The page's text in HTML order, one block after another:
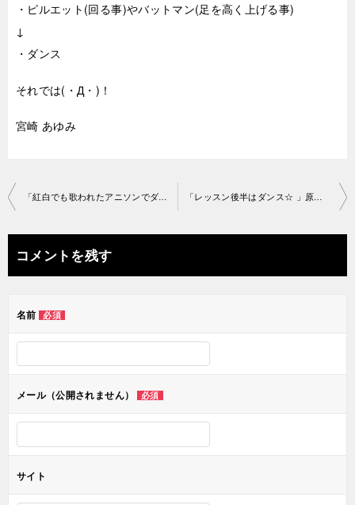
・ピルエット(回る事)やバットマン(足を高く上げる事)
↓
・ダンス
それでは(・Д・)！
宮崎 あゆみ
投
ナ
ビ
ー
ン
コメントを残す
名前 必須
メール（公開されません） 必須
サイト